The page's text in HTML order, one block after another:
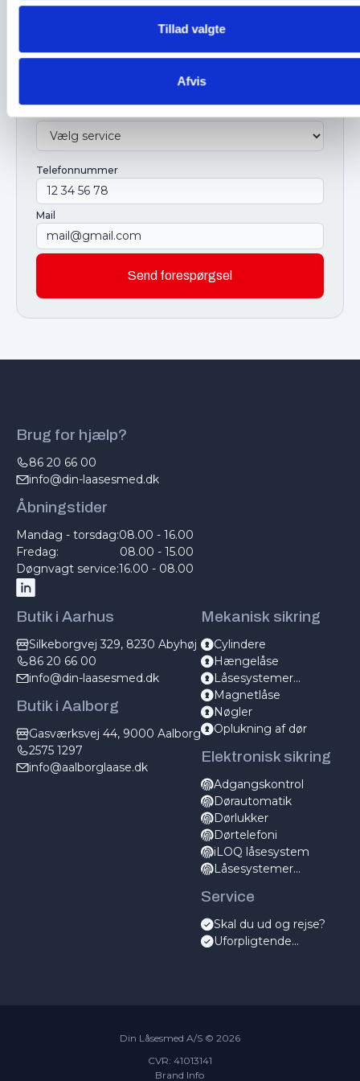
Tillad valgte
Afvis
Brug for hjælp?
Vi kontakter dig inden for 24 timer
Telefonnummer
Mail
Submit
Send forespørgsel
Brug for hjælp?
86 20 66 00
info@din-laasesmed.dk
Åbningstider
Mandag - torsdag:08.00 - 16.00
Fredag:
08.00 - 15.00
Døgnvagt service:16.00 - 08.00
Butik i Aarhus
Silkeborgvej 329, 8230 Abyhøj
86 20 66 00
info@din-laasesmed.dk
Butik i Aalborg
Gasværksvej 44, 9000 Aalborg
2575 1297
info@aalborglaase.dk
Mekanisk sikring
Cylindere
Hængelåse
Låsesystemer
mekanisk
Magnetlåse
Nøgler
Oplukning af dør
Elektronisk sikring
Adgangskontrol
Dørautomatik
Dørlukker
Dørtelefoni
iLOQ låsesystem
Låsesystemer
Service
Skal du ud og rejse?
Uforpligtende
Din Låsesmed A/S © 2026
CVR: 41013141
Brand Info